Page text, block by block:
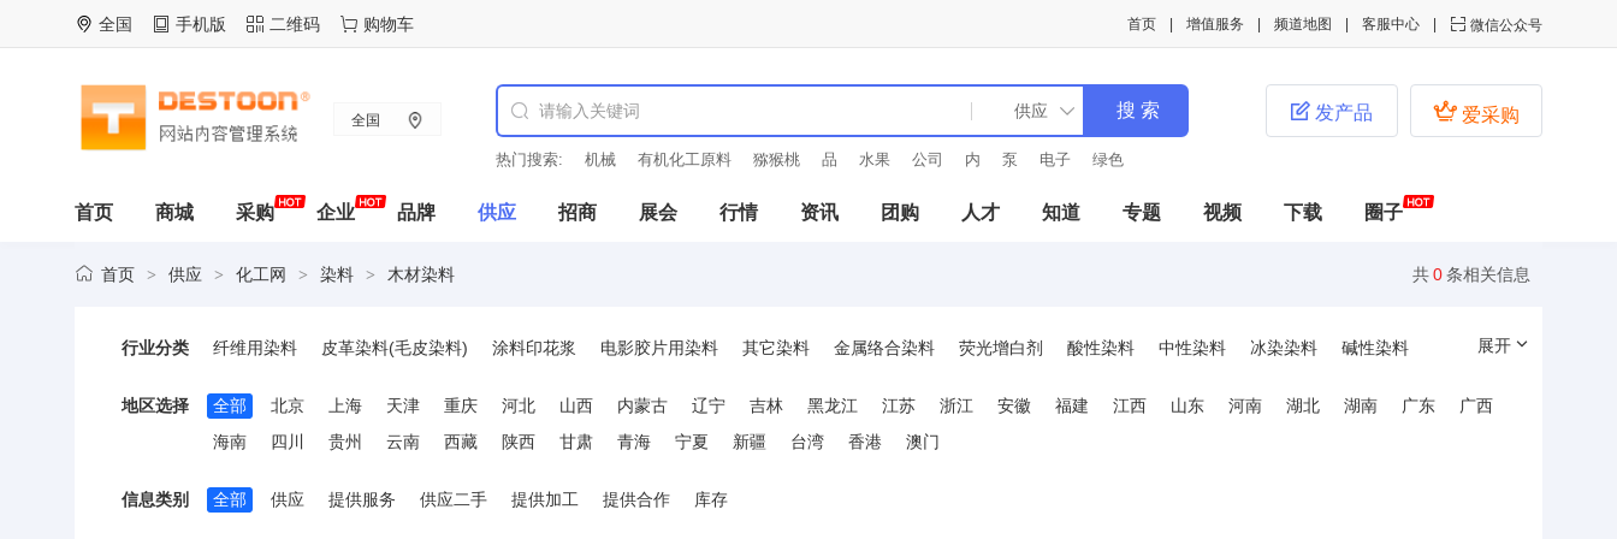
全国 手机版 二维码 购物车  微信公众号
客服中心
频道地图
增值服务
首页
全国
热门搜索: 机械 有机化工原料 猕猴桃 品 水果 公司 内 泵 电子 绿色
 爱采购
 发产品
首页 商城 采购 企业 品牌 供应 招商 展会 行情 资讯 团购 人才 知道 专题 视频 下载 圈子
共0条相关信息
首页 > 供应 > 化工网 > 染料 > 木材染料
行业分类 纤维用染料 皮革染料(毛皮染料) 涂料印花浆 电影胶片用染料 其它染料 金属络合染料 荧光增白剂 酸性染料 中性染料 冰染染料
碱性染料
展开
地区选择 全部 北京 上海 天津 重庆 河北 山西 内蒙古 辽宁 吉林 黑龙江 江苏 浙江 安徽 福建 江西 山东 河南 湖北 湖南 广东
广西
海南
四川 贵州 云南 西藏 陕西 甘肃 青海 宁夏 新疆 台湾 香港 澳门
信息类别 全部 供应 提供服务 供应二手 提供加工 提供合作 库存